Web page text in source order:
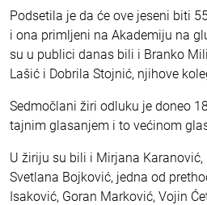
Podsetila je da će ove jeseni biti
i ona primljeni na Akademiju na
su u publici danas bili i Branko
Lašić i Dobrila Stojnić, njihove
Sedmočlani žiri odluku je doneo
tajnim glasanjem i to većinom
U žiriju su bili i Mirjana
Svetlana Bojković, jedna od
Isaković, Goran Marković, Vojin